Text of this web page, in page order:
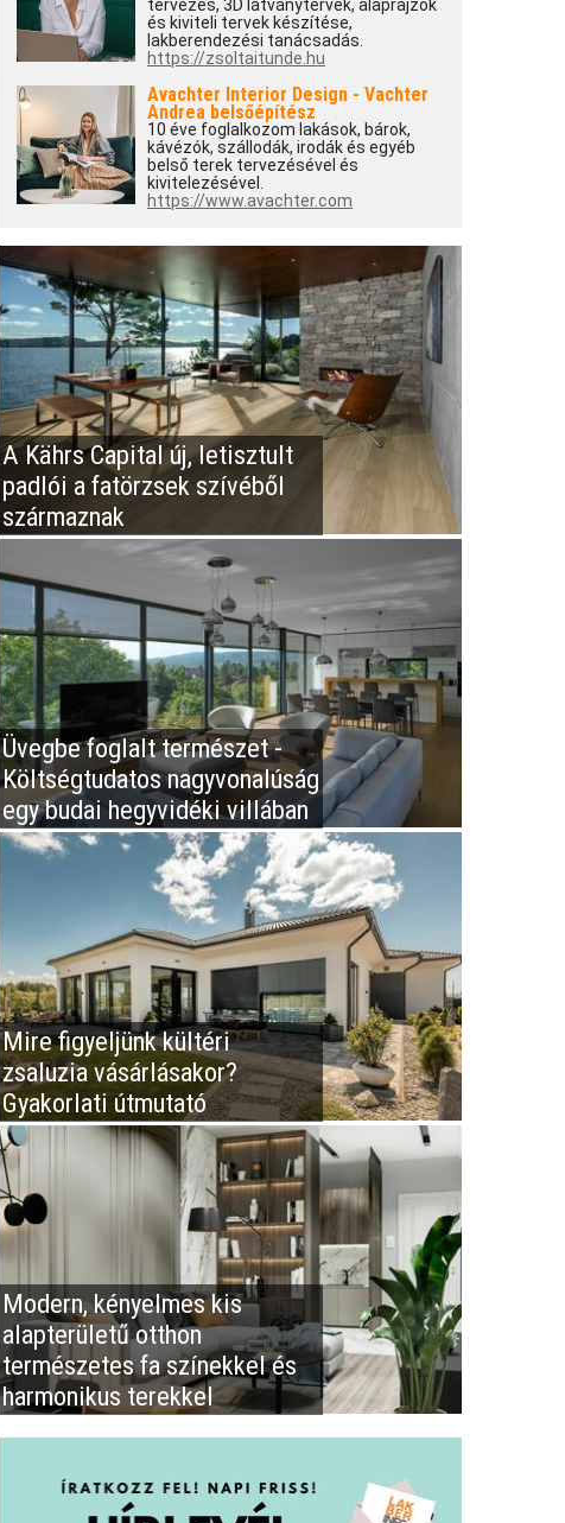
tervezés, 3D látványtervek, alaprajzok
és kiviteli tervek készítése,
lakberendezési tanácsadás.
https://zsoltaitunde.hu
Avachter Interior Design - Vachter
Andrea belsőépítész
10 éve foglalkozom lakások, bárok,
kávézók, szállodák, irodák és egyéb
belső terek tervezésével és
kivitelezésével.
https://www.avachter.com
A Kährs Capital új, letisztult
padlói a fatörzsek szívéből
származnak
Üvegbe foglalt természet -
Költségtudatos nagyvonalúság
egy budai hegyvidéki villában
Mire figyeljünk kültéri
zsaluzia vásárlásakor?
Gyakorlati útmutató
Modern, kényelmes kis
alapterületű otthon
természetes fa színekkel és
harmonikus terekkel